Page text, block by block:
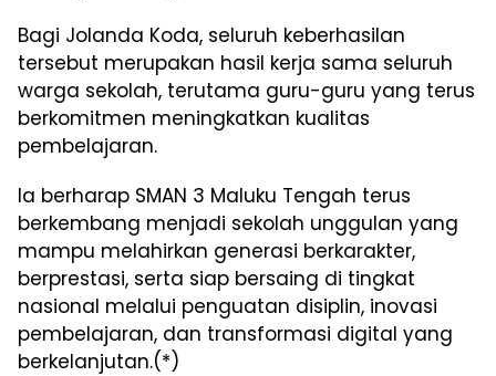
Bagi Jolanda Koda, seluruh keberhasilan
tersebut merupakan hasil kerja sama seluruh
warga sekolah, terutama guru-guru yang terus
berkomitmen meningkatkan kualitas
pembelajaran.
Ia berharap SMAN 3 Maluku Tengah terus
berkembang menjadi sekolah unggulan yang
mampu melahirkan generasi berkarakter,
berprestasi, serta siap bersaing di tingkat
nasional melalui penguatan disiplin, inovasi
pembelajaran, dan transformasi digital yang
berkelanjutan.(*)